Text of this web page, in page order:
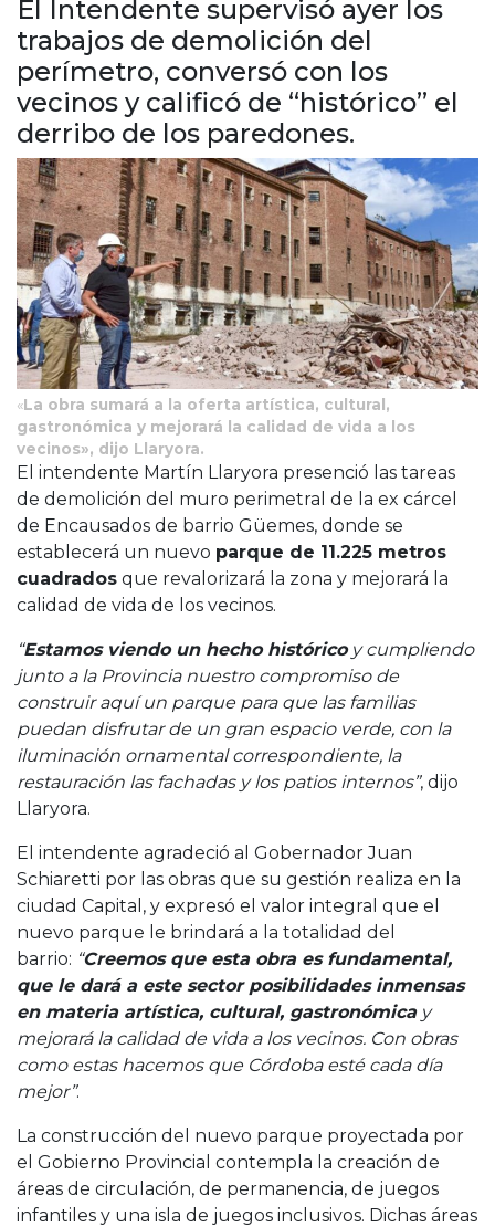
Cruz del Eje
Corredor de Ansenuza
La Carlota y zona
Laboulaye y sur
Bell Ville
Río Tercero
Despeñaderos
El Intendente supervisó ayer los
trabajos de demolición del
perímetro, conversó con los
vecinos y calificó de “histórico” el
derribo de los paredones.
«La obra sumará a la oferta artística, cultural,
gastronómica y mejorará la calidad de vida a los
vecinos», dijo Llaryora.
El intendente Martín Llaryora presenció las tareas
de demolición del muro perimetral de la ex cárcel
de Encausados de barrio Güemes, donde se
establecerá un nuevo parque de 11.225 metros
cuadrados que revalorizará la zona y mejorará la
calidad de vida de los vecinos.
“Estamos viendo un hecho históricoy cumpliendo
junto a la Provincia nuestro compromiso de
construir aquí un parque para que las familias
puedan disfrutar de un gran espacio verde, con la
iluminación ornamental correspondiente, la
restauración las fachadas y los patios internos”, dijo
Llaryora.
El intendente agradeció al Gobernador Juan
Schiaretti por las obras que su gestión realiza en la
ciudad Capital, y expresó el valor integral que el
nuevo parque le brindará a la totalidad del
barrio: “Creemos que esta obra es fundamental,
que le dará a este sector posibilidades inmensas
en materia artística, cultural, gastronómicay
mejorará la calidad de vida a los vecinos. Con obras
como estas hacemos que Córdoba esté cada día
mejor”.
La construcción del nuevo parque proyectada por
el Gobierno Provincial contempla la creación de
áreas de circulación, de permanencia, de juegos
infantiles y una isla de juegos inclusivos. Dichas áreas